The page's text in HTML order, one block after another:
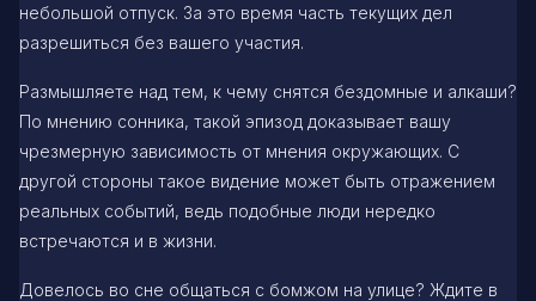
небольшой отпуск. За это время часть текущих дел
разрешиться без вашего участия.
Размышляете над тем, к чему снятся бездомные и алкаши?
По мнению сонника, такой эпизод доказывает вашу
чрезмерную зависимость от мнения окружающих. С
другой стороны такое видение может быть отражением
реальных событий, ведь подобные люди нередко
встречаются и в жизни.
Довелось во сне общаться с бомжом на улице? Ждите в